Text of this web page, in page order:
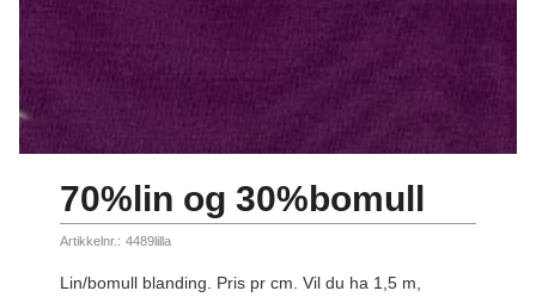
70%lin og 30%bomull
Artikkelnr.: 4489lilla
Lin/bomull blanding. Pris pr cm. Vil du ha 1,5 m,